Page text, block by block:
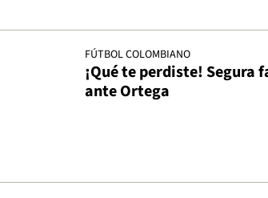
FÚTBOL COLOMBIANO
¡Qué te perdiste! Segura
ante Ortega